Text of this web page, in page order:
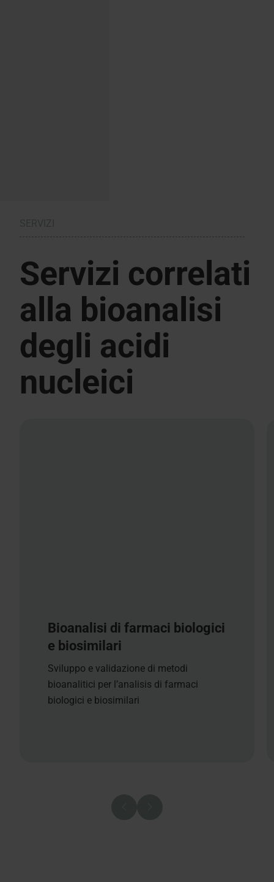
Servizi correlati
alla bioanalisi
degli acidi
nucleici
Bioanalisi di farmaci biologici
e biosimilari
Sviluppo e validazione di metodi
bioanalitici per l’analisis di farmaci
biologici e biosimilari